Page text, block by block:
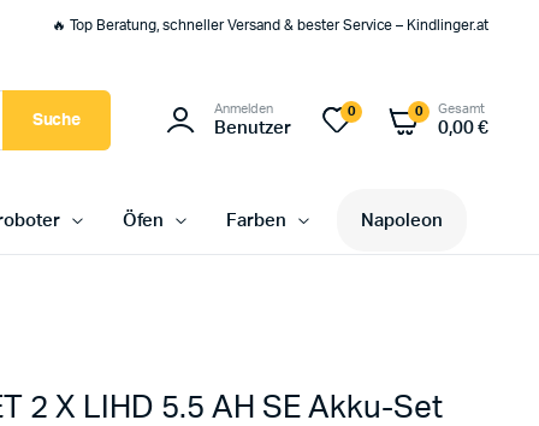
🔥 Top Beratung, schneller Versand & bester Service – Kindlinger.at
Suche
Anmelden
Benutzer
0 0 Gesamt
0,00€
Öfen Farben Napoleon
2 X LIHD 5.5 AH SE Akku-Set